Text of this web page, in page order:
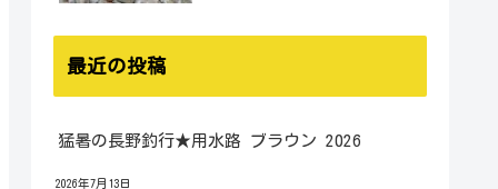
最近の投稿
猛暑の長野釣行★用水路 ブラウン 2026
2026年7月13日